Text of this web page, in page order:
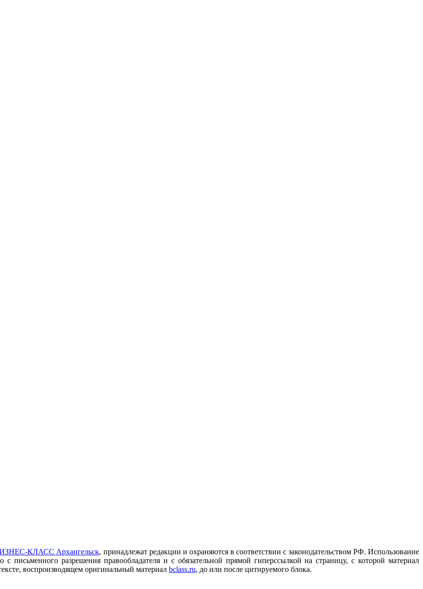
КЛАСС Архангельск, принадлежат редакции и охраняются в соответствии с законодательством РФ. Использование
с письменного разрешения правообладателя и с обязательной прямой гиперссылкой на страницу, с которой материал
воспроизводящем оригинальный материал bclass.ru, до или после цитируемого блока.